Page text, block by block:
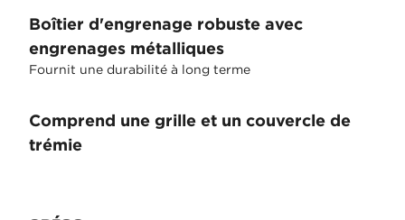
Boîtier d'engrenage robuste avec
engrenages métalliques
Fournit une durabilité à long terme
Comprend une grille et un couvercle de
trémie